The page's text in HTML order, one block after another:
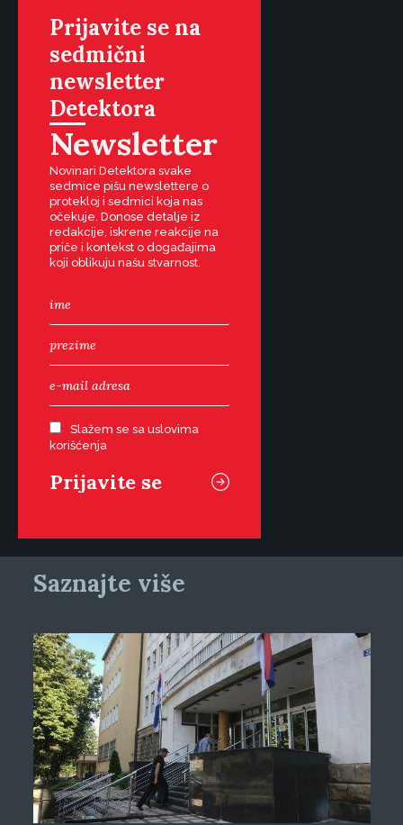
Prijavite se na
sedmični
newsletter
Detektora
Newsletter
Novinari Detektora svake
sedmice pišu newslettere o
protekloj i sedmici koja nas
očekuje. Donose detalje iz
redakcije, iskrene reakcije na
priče i kontekst o događajima
koji oblikuju našu stvarnost.
Slažem se sa uslovima
korišćenja
Saznajte više